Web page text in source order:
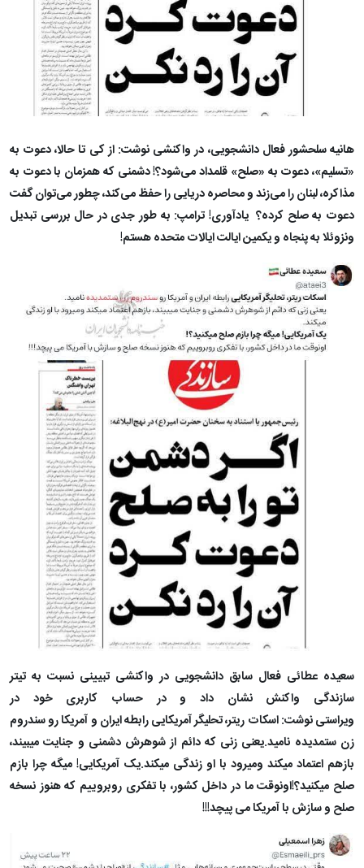
هانیه سلحشور فعال دانشجویی، در واکنشی نوشت: از کی تا حالا، دعوت به
«تسلیم»، دعوت به «صلح» قلمداد می‌شود؟! دشمنی که همزمان با دعوت به
مذاکره، لبنان را می‌زند و محاصره دریایی را حفظ می‌کند، چطور می‌توان گفت
دعوت به صلح کرده؟ یادآوری! ترامپ: به طور جدی در حال بررسی تبدیل
ونزوئلا به پنجاه و یکمین ایالت ایالات متحده هستم!
سعیده عطائی فعال سابق دانشجویی در واکنشی تبیینی نسبت به تیتر
سازندگی واکنش نشان داد و در حساب کاربری خود در
ویراستی نوشت: اسکات ریتر، تحلیگر آمریکایی رابطه ایران و آمریکا رو سندروم
زن ستمدیده نامید.یعنی زنی که دائم از شوهرش دشمنی و جنایت میبیند،
بازهم اعتماد میکند ومیرود با او زندگی میکند.یک آمریکایی! میگه چرا بازم
صلح میکنید؟!اونوقت ما در داخل کشور، با تفکری روبروییم که هنوز نسخه
صلح و سازش با آمریکا می پیچد!!!